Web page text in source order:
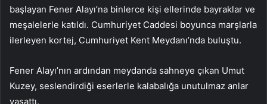
başlayan Fener Alayı’na binlerce kişi ellerinde bayraklar ve
meşalelerle katıldı. Cumhuriyet Caddesi boyunca marşlarla
ilerleyen kortej, Cumhuriyet Kent Meydanı’nda buluştu.
Fener Alayı’nın ardından meydanda sahneye çıkan Umut
Kuzey, seslendirdiği eserlerle kalabalığa unutulmaz anlar
yaşattı.